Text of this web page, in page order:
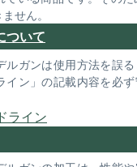
せん。
ついて
ガンは使用方法を誤る
イン」の記載内容を必
ライン